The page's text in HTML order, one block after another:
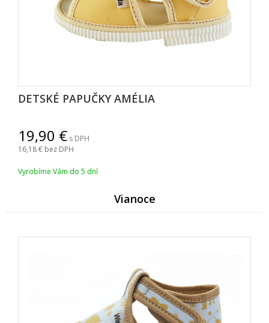
DETSKÉ PAPUČKY AMÉLIA
19,90
s DPH
16,18 bez DPH
Vyrobíme Vám do 5 dní
Vianoce